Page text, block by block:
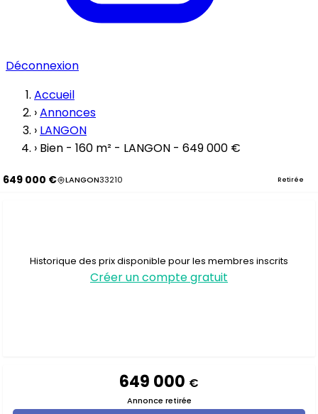
Déconnexion
Accueil
›Annonces
› LANGON
› Bien - 160 m² - LANGON - 649 000 €
649 000 € LANGON33210 Retirée
Historique des prix disponible pour les membres inscrits
Créer un compte gratuit
649 000 €
Annonce retirée